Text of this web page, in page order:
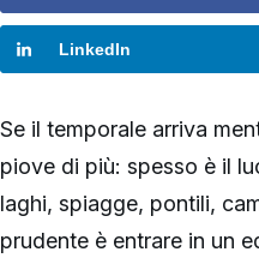
LinkedIn
Se il temporale arriva
piove di più: spesso è il
laghi, spiagge, pontili,
prudente è entrare in un